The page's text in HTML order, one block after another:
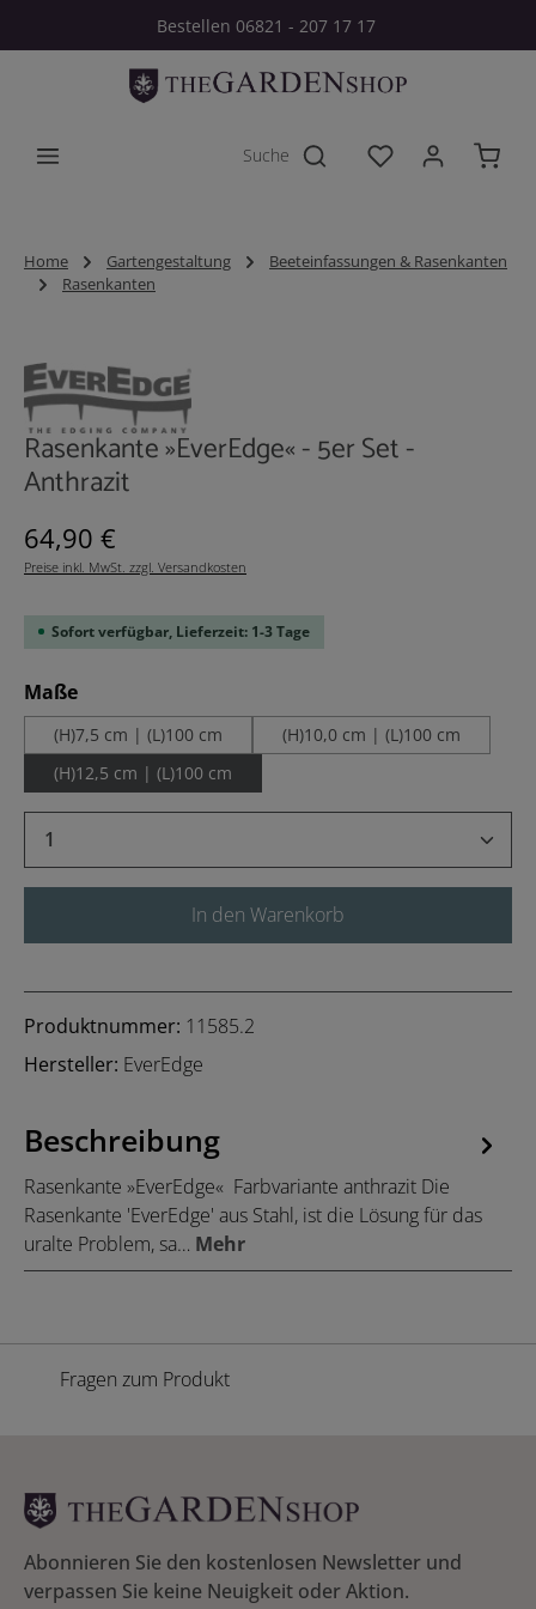
Zum Hauptinhalt springenBestellen 06821 - 207 17 17
Du hast 0
Home Gartengestaltung
Beeteinfassungen & Rasenkanten
Rasenkanten
Rasenkante »EverEdge« - 5er Set -
Anthrazit
Regulärer Preis:
64,90 €
Preise inkl. MwSt. zzgl. Versandkosten
Sofort verfügbar, Lieferzeit: 1-3 Tage
Maßeauswählen
(H)7,5 cm | (L)100 cm
(H)10,0 cm | (L)100 cm
(H)12,5 cm | (L)100 cm
Produkt Anzahl: Gib den gewünschten
In den Warenkorb
Produktnummer: 11585.2
Hersteller: EverEdge
Beschreibung
Rasenkante »EverEdge« Farbvariante anthrazit Die
Rasenkante 'EverEdge' aus Stahl, ist die Lösung für das
uralte Problem, sa… Mehr
Fragen zum Produkt
Abonnieren Sie den kostenlosen Newsletter und
verpassen Sie keine Neuigkeit oder Aktion.